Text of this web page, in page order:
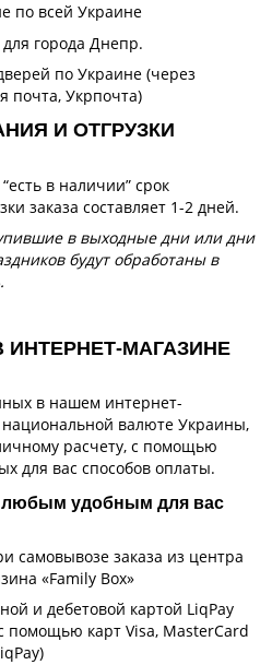
по всей Украине
города Днепр.
по Украине (через
почта, Укрпочта)
И ОТГРУЗКИ
в наличии” срок
заказа составляет 1-2 дней.
в выходные дни или дни
будут обработаны в
МАГАЗИНЕ
в нашем интернет-
национальной валюте Украины,
расчету, с помощью
для вас способов оплаты.
любым удобным для вас
самовывозе заказа из центра
«Family Box»
и дебетовой картой LiqPay
помощью карт Visa, MasterCard